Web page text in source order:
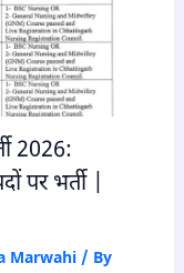
2026:
पर भर्ती |
Marwahi/ By